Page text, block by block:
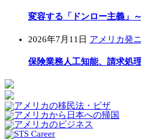
変容する「ドンロー主義」
2026年7月11日 アメリカ発
保険業務人工知能、請求処